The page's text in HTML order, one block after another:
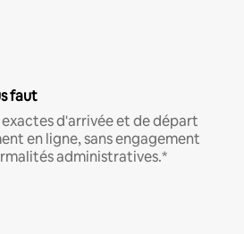
faut
exactes d'arrivée et de départ
en ligne, sans engagement
administratives.*